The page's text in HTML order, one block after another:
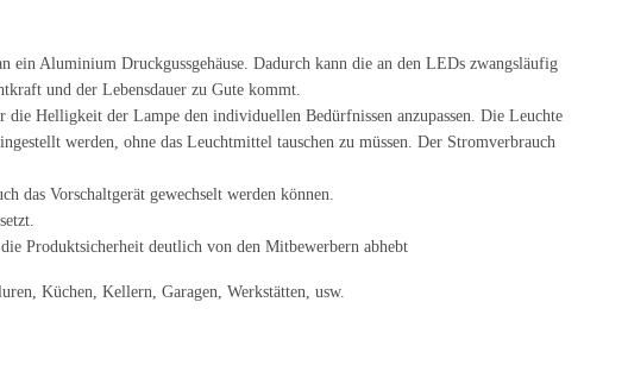
Aluminium Druckgussgehäuse. Dadurch kann die an den LEDs zwangsläufig
und der Lebensdauer zu Gute kommt.
Helligkeit der Lampe den individuellen Bedürfnissen anzupassen. Die Leuchte
werden, ohne das Leuchtmittel tauschen zu müssen. Der Stromverbrauch
das Vorschaltgerät gewechselt werden können.
Produktsicherheit deutlich von den Mitbewerbern abhebt
Küchen, Kellern, Garagen, Werkstätten, usw.